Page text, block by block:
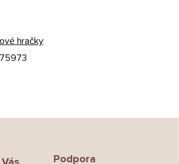
hračky
Podpora